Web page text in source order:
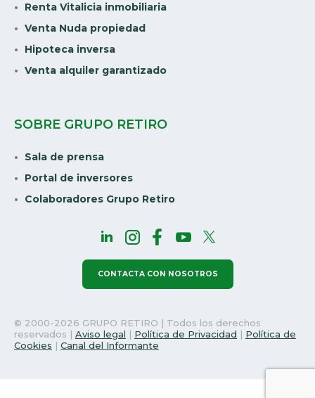
Renta Vitalicia inmobiliaria
Venta Nuda propiedad
Hipoteca inversa
Venta alquiler garantizado
SOBRE GRUPO RETIRO
Sala de prensa
Portal de inversores
Colaboradores Grupo Retiro
CONTACTA CON NOSOTROS
© 2000-2026 GRUPO RETIRO | Todos los derechos
reservados | Aviso legal | Política de Privacidad | Política de
Cookies | Canal del Informante